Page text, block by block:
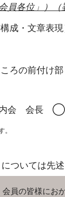
各位」）（
成・文章表現
ろの前付け部
内会 会長
。
ついては先
の皆様におか